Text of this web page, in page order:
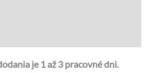
je 1 až 3 pracovné dni.